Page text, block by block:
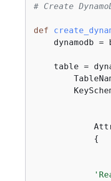
# Create
def
dynamodb =
table =
{